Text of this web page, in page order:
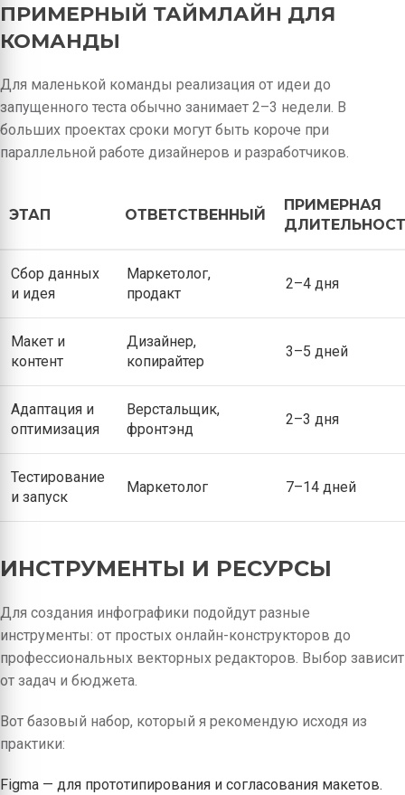
ПРИМЕРНЫЙ ТАЙМЛАЙН ДЛЯ
КОМАНДЫ
Для маленькой команды реализация от идеи до
запущенного теста обычно занимает 2–3 недели. В
больших проектах сроки могут быть короче при
параллельной работе дизайнеров и разработчиков.
ЭТАП ОТВЕТСТВЕННЫЙ
ПРИМЕРНАЯ
Сбор данных
и идея
Маркетолог,
продакт
2–4 дня
Макет и
контент
Дизайнер,
копирайтер
3–5 дней
Адаптация и
оптимизация
Верстальщик,
фронтэнд
2–3 дня
Тестирование
и запуск
Маркетолог 7–14 дней
ИНСТРУМЕНТЫ И РЕСУРСЫ
Для создания инфографики подойдут разные
инструменты: от простых онлайн-конструкторов до
профессиональных векторных редакторов. Выбор зависит
от задач и бюджета.
Вот базовый набор, который я рекомендую исходя из
практики:
Figma — для прототипирования и согласования макетов.